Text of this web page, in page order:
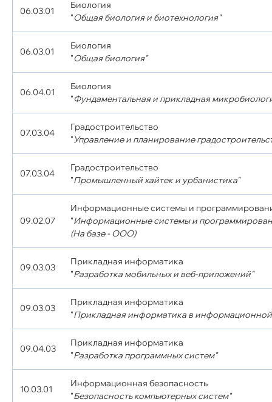
06.03.01
Биология
"Общая биология и биотехнология"
06.03.01
Биология
"Общая биология"
06.04.01
Биология
"Фундаментальная и прикладная
07.03.04
Градостроительство
"Управление и планирование
07.03.04
Градостроительство
"Промышленный хайтек и урбанистика"
09.02.07
Информационные системы и
"Информационные системы и
(На базе - ООО)
09.03.03
Прикладная информатика
"Разработка мобильных и веб-приложений"
09.03.03
Прикладная информатика
"Прикладная информатика в
09.04.03
Прикладная информатика
"Разработка программных систем"
10.03.01
Информационная безопасность
"Безопасность компьютерных систем"